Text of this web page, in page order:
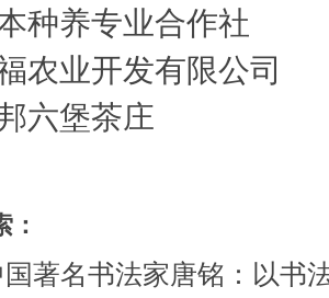
种养专业合作社
农业开发有限公司
六堡茶庄
国著名书法家唐铭：以书